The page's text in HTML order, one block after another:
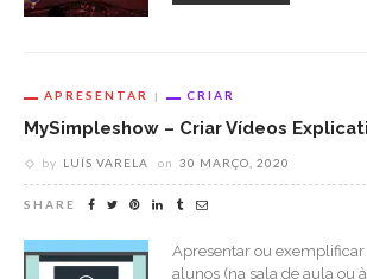
APRESENTAR CRIAR
MySimpleshow – Criar Vídeos
by LUÍS VARELA on 30 MARÇO, 2020
SHARE
Apresentar ou exemplificar
alunos (na sala de aula ou